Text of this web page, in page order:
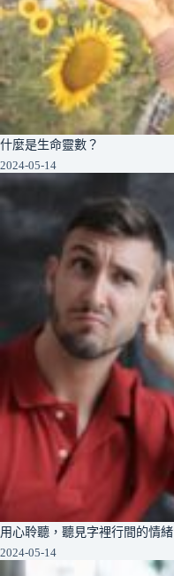
什麼是生命靈數？
2024-05-14
用心聆聽，聽見字裡行間的情緒
2024-05-14